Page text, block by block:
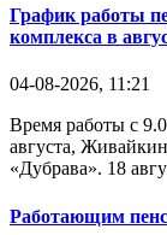
График работы
комплекса в
04-08-2026, 11:21
Время работы с
августа,
«Дубрава». 18
Работающим